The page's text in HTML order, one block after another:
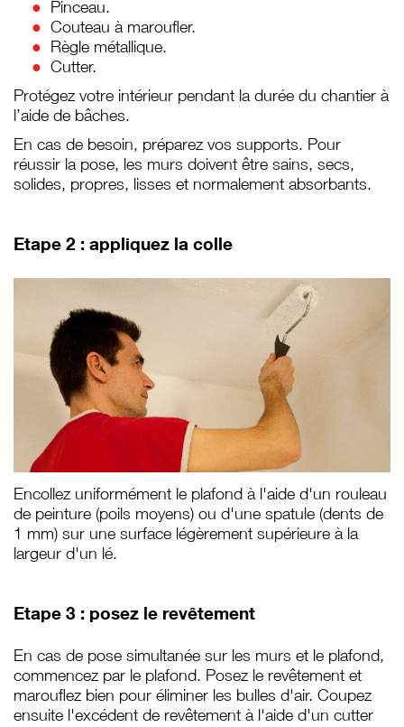
Pinceau.
Couteau à maroufler.
Règle métallique.
Cutter.
Protégez votre intérieur pendant la durée du chantier à
l’aide de bâches.
En cas de besoin, préparez vos supports. Pour
réussir la pose, les murs doivent être sains, secs,
solides, propres, lisses et normalement absorbants.
Etape 2 : appliquez la colle
Encollez uniformément le plafond à l'aide d'un rouleau
de peinture (poils moyens) ou d'une spatule (dents de
1 mm) sur une surface légèrement supérieure à la
largeur d'un lé.
Etape 3 : posez le revêtement
En cas de pose simultanée sur les murs et le plafond,
commencez par le plafond. Posez le revêtement et
marouflez bien pour éliminer les bulles d'air. Coupez
ensuite l'excédent de revêtement à l'aide d'un cutter